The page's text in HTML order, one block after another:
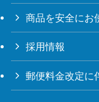
商品を安全にお
採用情報
郵便料金改定に